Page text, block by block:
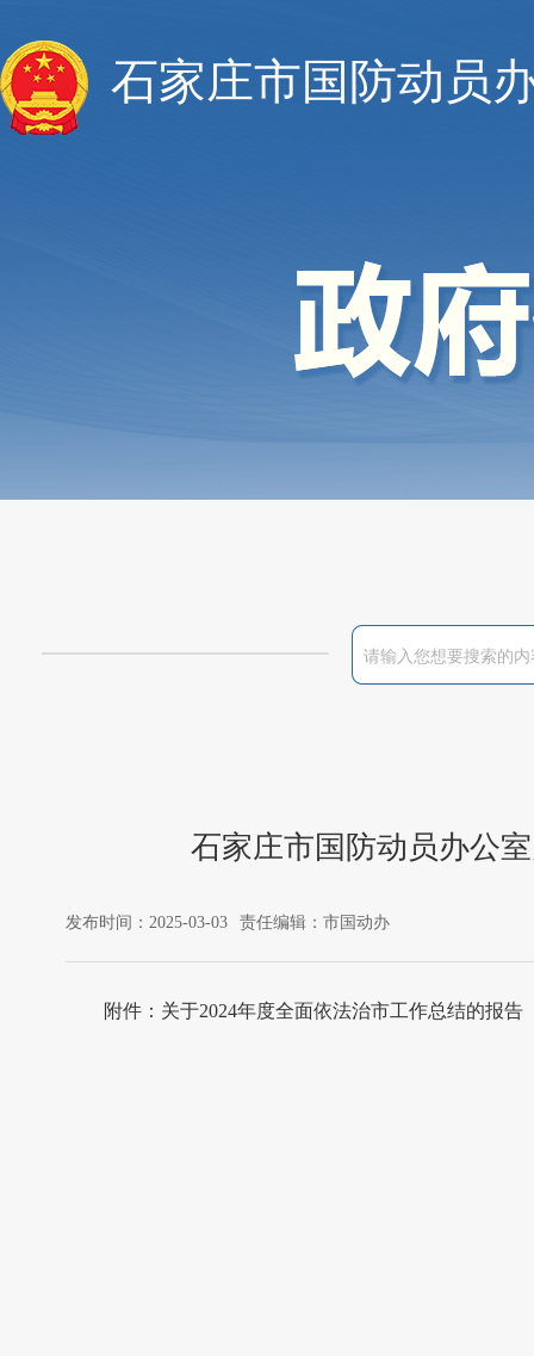
石家庄市国防动员
石家庄市国防动员办公
发布时间：2025-03-03 责任编辑：市国动办
附件： 关于2024年度全面依法治市工作总结的报告